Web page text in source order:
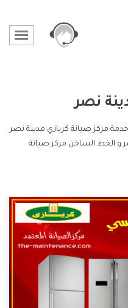
نصر
مركز صيانة كريازي مدينة نصر
و الخط الساخن مركز صيانة